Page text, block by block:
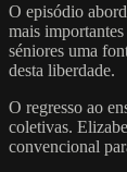
O episódio
mais
séniores uma
desta liberdade.
O regresso ao
coletivas.
convencional